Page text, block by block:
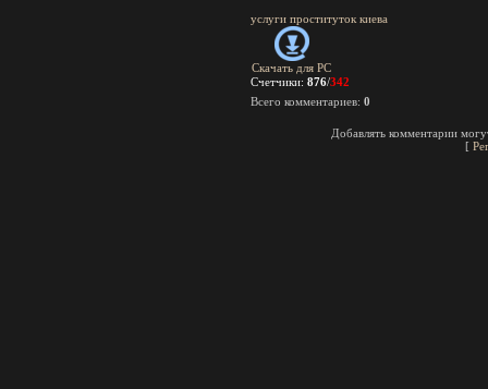
услуги проституток киева
Скачать для PC
Счетчики: 876/342
Всего комментариев: 0
Добавлять комментарии
[